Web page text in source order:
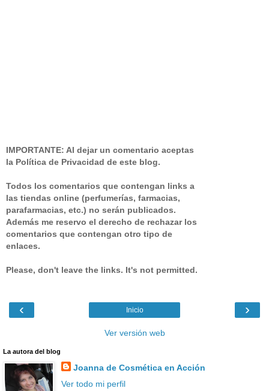
IMPORTANTE: Al dejar un comentario aceptas
la Política de Privacidad de este blog.
Todos los comentarios que contengan links a
las tiendas online (perfumerías, farmacias,
parafarmacias, etc.) no serán publicados.
Además me reservo el derecho de rechazar los
comentarios que contengan otro tipo de
enlaces.
Please, don't leave the links. It's not permitted.
‹ ›
Inicio
Ver versión web
La autora del blog
Joanna de Cosmética en Acción
Ver todo mi perfil